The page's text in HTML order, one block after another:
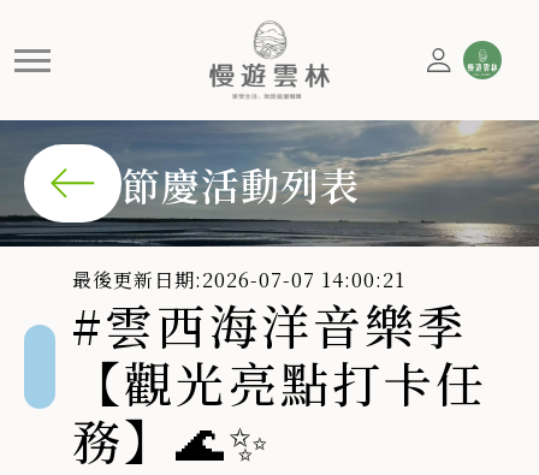
#雲西海洋音樂季【觀光亮點
節慶活動列表
最後更新日期:2026-07-07 14:00:21
#雲西海洋音樂季
【觀光亮點打卡任
務】🌊✨